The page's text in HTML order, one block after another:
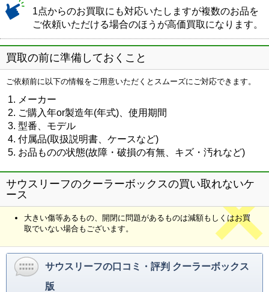
1点からのお買取にも対応いたしますが複数のお品を
ご依頼いただける場合のほうが高価買取になります。
買取の前に準備しておくこと
ご依頼前に以下の情報をご用意いただくとスムーズにご対応できます。
メーカー
ご購入年or製造年(年式)、使用期間
型番、モデル
付属品(取扱説明書、ケースなど)
お品ものの状態(故障・破損の有無、キズ・汚れなど)
サウスリーフのクーラーボックスの買い取れないケ
ース
大きい傷等あるもの、開閉に問題があるものは減額もしくはお買
取でいない場合もございます。
サウスリーフの口コミ・評判 クーラーボックス
版